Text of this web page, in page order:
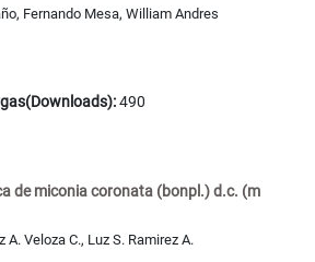
Fernando Mesa, William Andres
490
de miconia coronata (bonpl.) d.c. (m
Veloza C., Luz S. Ramirez A.